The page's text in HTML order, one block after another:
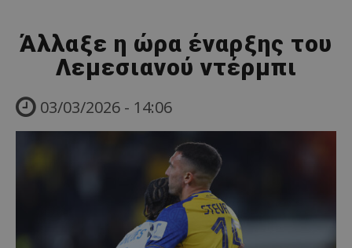
Άλλαξε η ώρα έναρξης του
Λεμεσιανού ντέρμπι
03/03/2026 - 14:06